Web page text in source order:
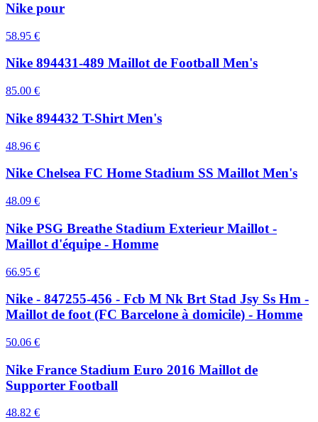
Nike pour
58.95 €
Nike 894431-489 Maillot de Football Men's
85.00 €
Nike 894432 T-Shirt Men's
48.96 €
Nike Chelsea FC Home Stadium SS Maillot Men's
48.09 €
Nike PSG Breathe Stadium Exterieur Maillot -
Maillot d'équipe - Homme
66.95 €
Nike - 847255-456 - Fcb M Nk Brt Stad Jsy Ss Hm -
Maillot de foot (FC Barcelone à domicile) - Homme
50.06 €
Nike France Stadium Euro 2016 Maillot de
Supporter Football
48.82 €